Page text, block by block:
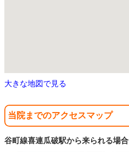
大きな地図で見る
当院までのアクセスマップ
谷町線喜連瓜破駅から来られる場合